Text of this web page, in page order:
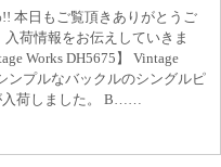
本日もご覧頂きありがとうご
入荷情報をお伝えしていきま
Works DH5675】 Vintage
ンプルなバックルのシングルピ
入荷しました。 B……